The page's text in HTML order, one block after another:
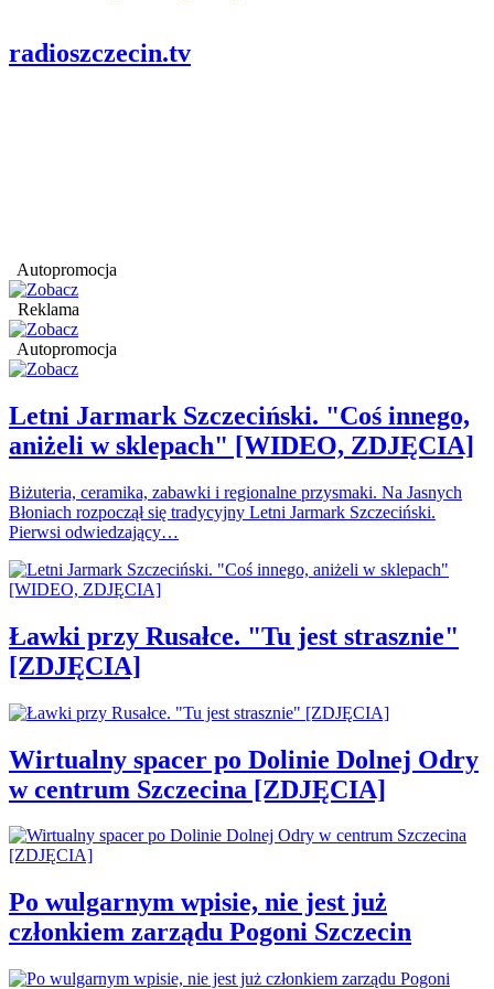
radioszczecin.tv
Autopromocja
Reklama
Autopromocja
Letni Jarmark Szczeciński. "Coś innego,
aniżeli w sklepach" [WIDEO, ZDJĘCIA]
Biżuteria, ceramika, zabawki i regionalne przysmaki. Na Jasnych
Błoniach rozpoczął się tradycyjny Letni Jarmark Szczeciński.
Pierwsi odwiedzający…
Ławki przy Rusałce. "Tu jest strasznie"
[ZDJĘCIA]
Wirtualny spacer po Dolinie Dolnej Odry
w centrum Szczecina [ZDJĘCIA]
Po wulgarnym wpisie, nie jest już
członkiem zarządu Pogoni Szczecin